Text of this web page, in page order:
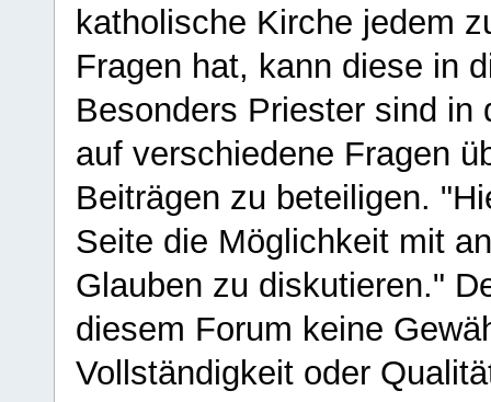
katholische Kirche jedem
Fragen hat, kann diese in
Besonders Priester sind in
auf verschiedene Fragen
Beiträgen zu beteiligen.
Seite die Möglichkeit mit
Glauben zu diskutieren."
diesem Forum keine
Vollständigkeit oder